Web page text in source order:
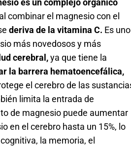
combinar el magnesio con el
deriva de la vitamina C. Es uno
más novedosos y más
cerebral,ya que tiene la
la barrera hematoencefálica,
el cerebro de las
limita la entrada de
de magnesio puede aumentar
en el cerebro hasta un 15%, lo
la memoria, el